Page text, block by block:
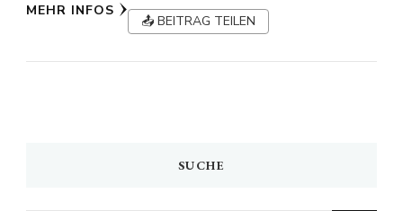
MEHR INFOS
📤 BEITRAG TEILEN
SUCHE